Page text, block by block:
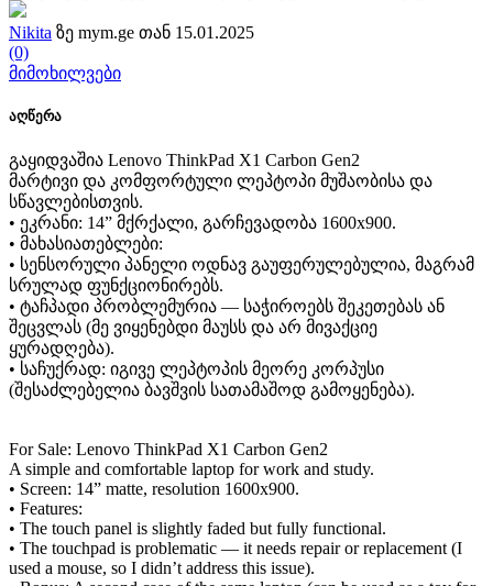
Nikita ზე mym.ge თან 15.01.2025
(0)
მიმოხილვები
აღწერა
გაყიდვაშია Lenovo ThinkPad X1 Carbon Gen2
მარტივი და კომფორტული ლეპტოპი მუშაობისა და
სწავლებისთვის.
• ეკრანი: 14” მქრქალი, გარჩევადობა 1600x900.
• მახასიათებლები:
• სენსორული პანელი ოდნავ გაუფერულებულია, მაგრამ
სრულად ფუნქციონირებს.
• ტაჩპადი პრობლემურია — საჭიროებს შეკეთებას ან
შეცვლას (მე ვიყენებდი მაუსს და არ მივაქციე
ყურადღება).
• საჩუქრად: იგივე ლეპტოპის მეორე კორპუსი
(შესაძლებელია ბავშვის სათამაშოდ გამოყენება).
For Sale: Lenovo ThinkPad X1 Carbon Gen2
A simple and comfortable laptop for work and study.
• Screen: 14” matte, resolution 1600x900.
• Features:
• The touch panel is slightly faded but fully functional.
• The touchpad is problematic — it needs repair or replacement (I
used a mouse, so I didn’t address this issue).